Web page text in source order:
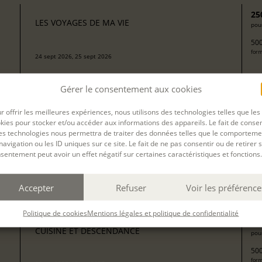
Gérer le consentement aux cookies
offrir les meilleures expériences, nous utilisons des technologies telles que les
pour stocker et/ou accéder aux informations des appareils. Le fait de
technologies nous permettra de traiter des données telles que le
ou les ID uniques sur ce site. Le fait de ne pas consentir ou de retirer
peut avoir un effet négatif sur certaines caractéristiques et fonctions.
Accepter Refuser Voir les
Politique de cookiesMentions légales et politique de confidentialité
LES VOYAGES DE MA VIE
24 sept 2026, 25 sept 2026
Camille Berta
J’ÉCRIS SUR MA VIE : MON ENFANCE À LA
MAISON DES TOURELLES DE CONDETTE (CÔTE
D'OPALE)
transferts inclus.
avecValérie Mello
CUISINE ET DESCENDANCE